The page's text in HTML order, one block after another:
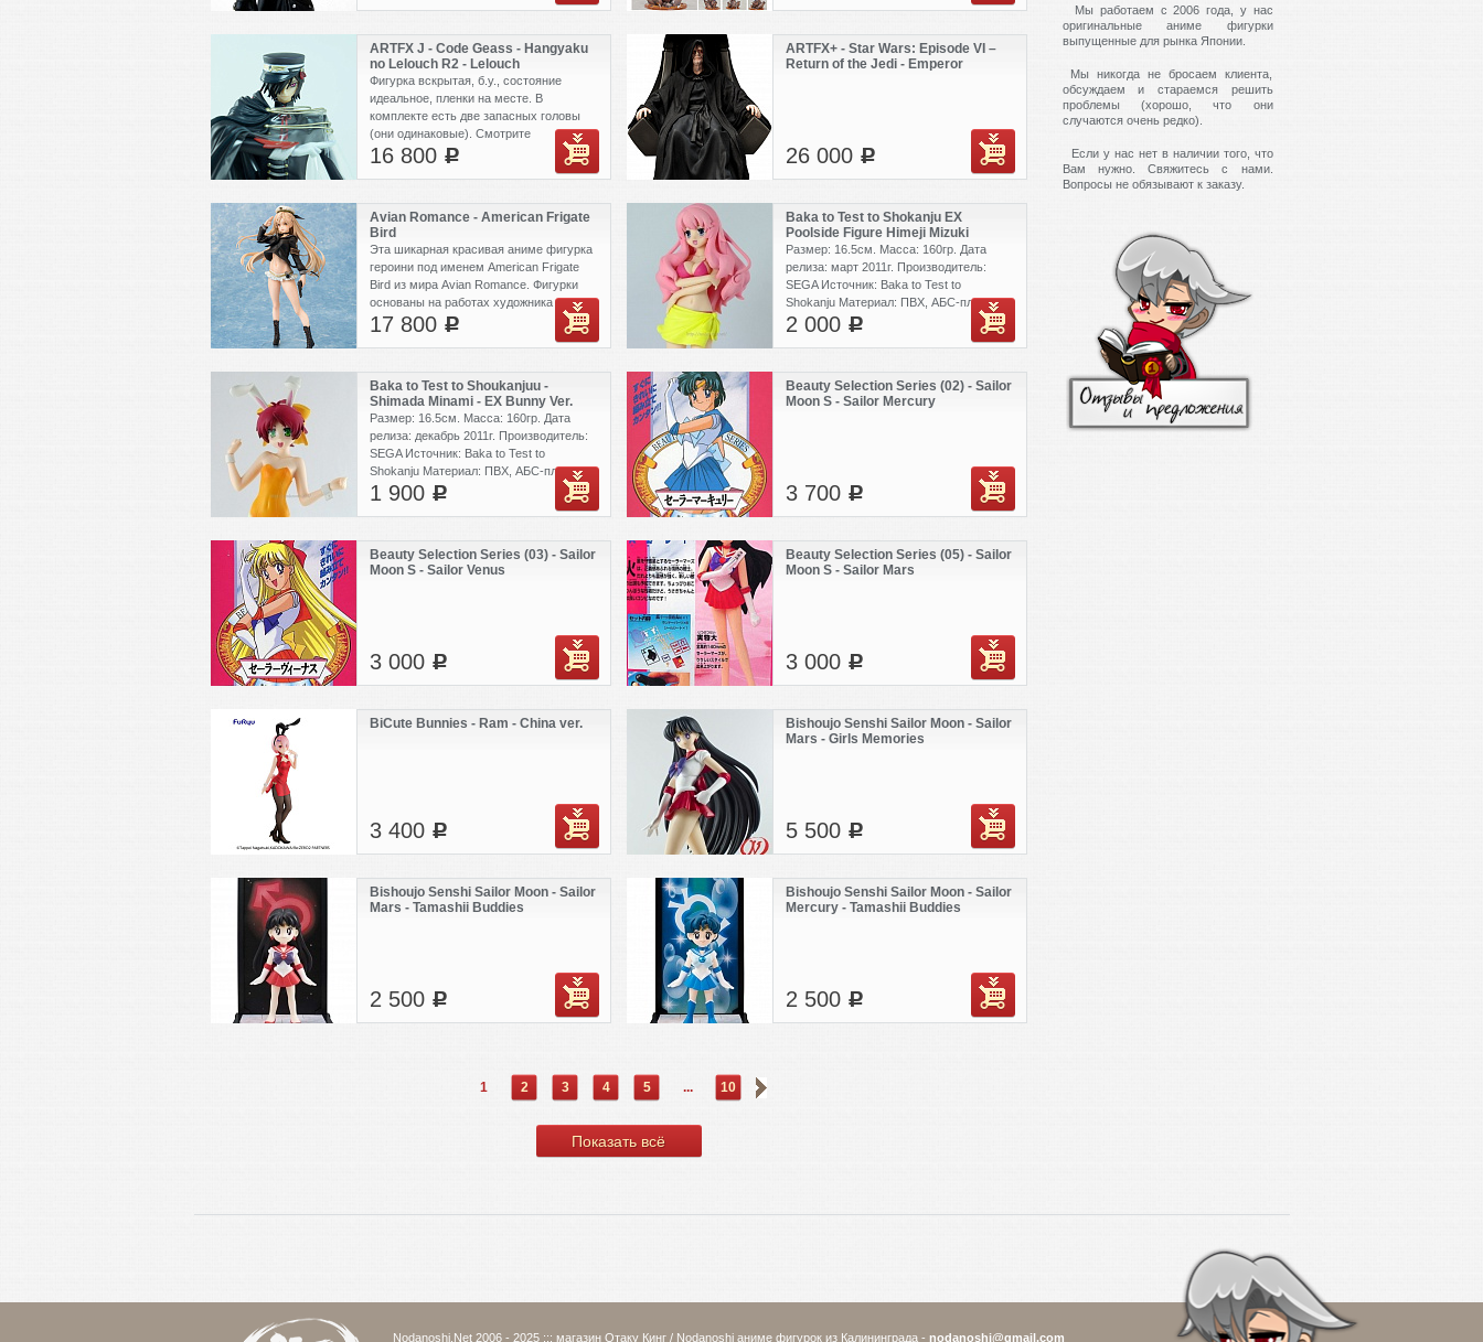
ARTFX J - Code Geass - Hangyaku
no Lelouch R2 - Lelouch
Lamperouge Code Black 1st Live
Encore! ver. (б.у)
Фигурка вскрытая, б.у., состояние
идеальное, пленки на месте. В
комплекте есть две запасных головы
(они одинаковые). Смотрите
фотографии. Крайне шикарная фигурка.
16 800 c
ARTFX+ - Star Wars: Episode VI –
Return of the Jedi - Emperor
26 000 c
Avian Romance - American Frigate
Bird
Эта шикарная красивая аниме фигурка
героини под именем American Frigate
Bird из мира Avian Romance. Фигурки
основаны на работах художника Anmi.
Автор додзинси и артбуков с очень
красивыми рисунками. Свои работы
фестивале Комикете. Работы автора
можно посмотреть на его странице -
https://www.pixiv.net/member.php?
id=212801. Мягкие пастельные тона,
красивые аниме девушки. Аниме
фигурки делаются по артам и крайне
похожи на свои прототипы.
17 800 c
Baka to Test to Shokanju EX
Poolside Figure Himeji Mizuki
Размер: 16.5см. Масса: 160гр. Дата
релиза: март 2011г. Производитель:
SEGA Источник: Baka to Test to
Shokanju Материал: ПВХ, АБС-пластик
2 000 c
Baka to Test to Shoukanjuu -
Shimada Minami - EX Bunny Ver.
Размер: 16.5см. Масса: 160гр. Дата
релиза: декабрь 2011г. Производитель:
SEGA Источник: Baka to Test to
Shokanju Материал: ПВХ, АБС-пластик
1 900 c
Beauty Selection Series (02) - Sailor
Moon S - Sailor Mercury
3 700 c
Beauty Selection Series (03) - Sailor
Moon S - Sailor Venus
3 000 c
Beauty Selection Series (05) - Sailor
Moon S - Sailor Mars
3 000 c
BiCute Bunnies - Ram - China ver.
3 400 c
Bishoujo Senshi Sailor Moon - Sailor
Mars - Girls Memories
5 500 c
Bishoujo Senshi Sailor Moon - Sailor
Mars - Tamashii Buddies
2 500 c
Bishoujo Senshi Sailor Moon - Sailor
Mercury - Tamashii Buddies
2 500 c
1 2 3 4 5 ... 10
Показать всё
Мы работаем с 2006 года, у нас
оригинальные аниме фигурки
выпущенные для рынка Японии.
Мы никогда не бросаем клиента,
обсуждаем и стараемся решить
проблемы (хорошо, что они
случаются очень редко).
Если у нас нет в наличии того, что
Вам нужно. Свяжитесь с нами.
Вопросы не обязывают к заказу.
Nodanoshi.Net 2006 - 2025 ::: магазин Отаку Кинг / Nodanoshi аниме фигурок из Калининграда - nodanoshi@gmail.com